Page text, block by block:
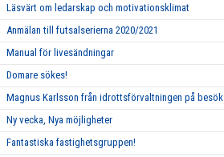
Läsvärt om ledarskap och motivationsklimat
Anmälan till futsalserierna 2020/2021
Manual för livesändningar
Domare sökes!
Magnus Karlsson från idrottsförvaltningen på besök
Ny vecka, Nya möjligheter
Fantastiska fastighetsgruppen!